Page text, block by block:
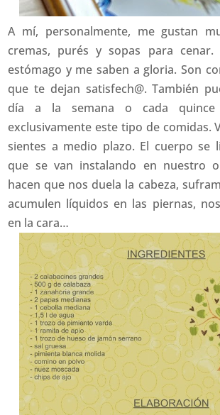
A mí, personalmente, me gustan
cremas, purés y sopas para
estómago y me saben a gloria. Son
que te dejan satisfech@. También
día a la semana o cada
exclusivamente este tipo de comidas.
sientes a medio plazo. El cuerpo se
que se van instalando en nuestro
hacen que nos duela la cabeza,
acumulen líquidos en las piernas,
en la cara…